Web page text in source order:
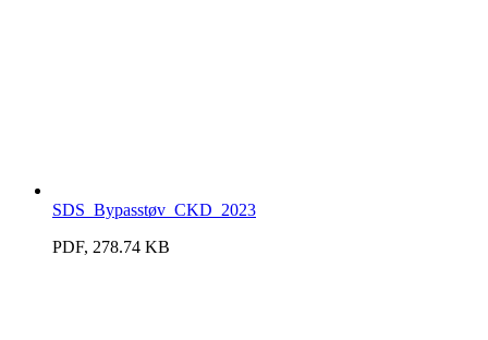
SDS_Bypasstøv_CKD_2023
PDF, 278.74 KB